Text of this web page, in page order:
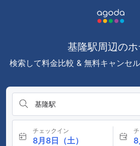
基隆駅周辺の
検索して料金比較 & 無料キャンセ
基隆駅
チェックイン
8月8日（土） 8